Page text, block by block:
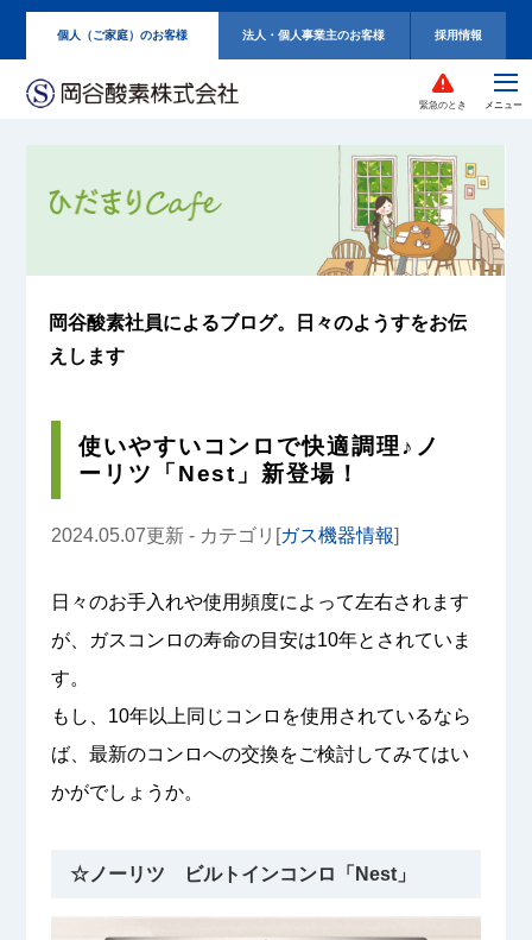
個人（ご家庭）のお客様 法人・個人事業主のお客様 採用情報
緊急のとき
岡谷酸素社員によるブログ。
日々のようすをお伝
えします
使いやすいコンロで快適調理♪ノ
ーリツ「Nest」新登場！
2024.05.07更新 - カテゴリ[ガス機器情報]
日々のお手入れや使用頻度によって左右されます
が、ガスコンロの寿命の目安は10年とされていま
す。
もし、10年以上同じコンロを使用されているなら
ば、最新のコンロへの交換をご検討してみてはい
かがでしょうか。
☆ノーリツ ビルトインコンロ「Nest」